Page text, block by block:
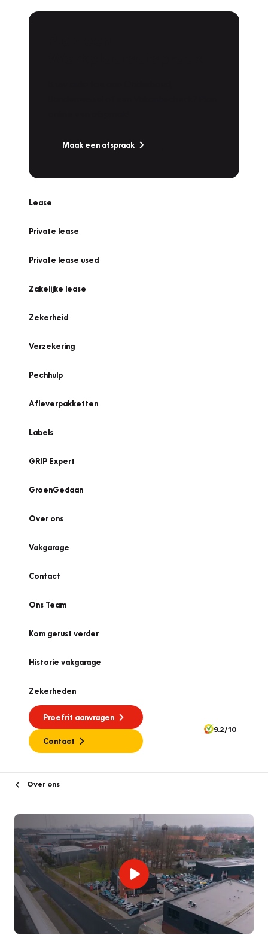
Maak een afspraak
Lease
Private lease
Private lease used
Zakelijke lease
Zekerheid
Verzekering
Pechhulp
Afleverpakketten
Labels
GRIP Expert
GroenGedaan
Over ons
Vakgarage
Contact
Ons Team
Kom gerust verder
Historie vakgarage
Zekerheden
Proefrit aanvragen
Contact
9.2/10
Over ons